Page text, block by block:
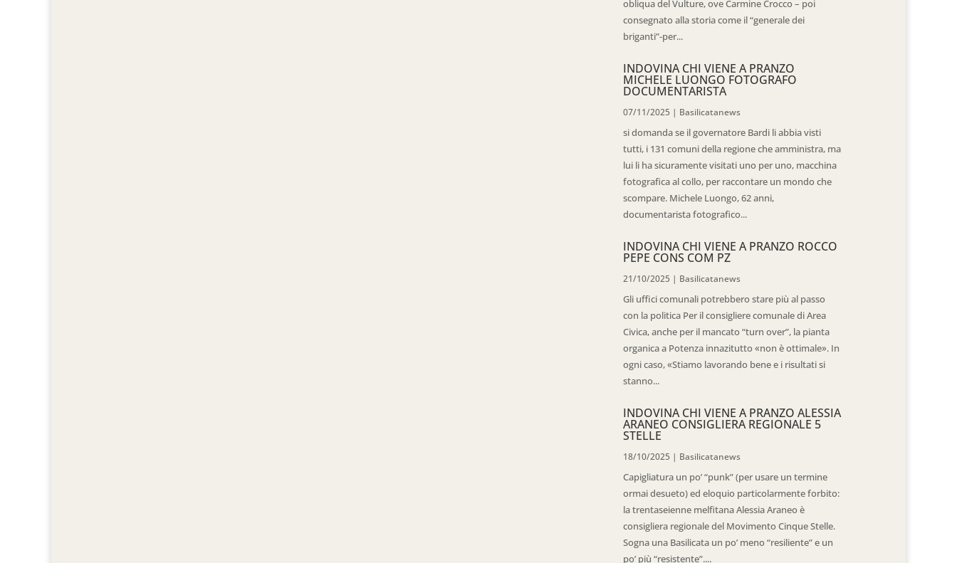
obliqua del Vulture, ove Carmine Crocco – poi
consegnato alla storia come il “generale dei
briganti”-per...
INDOVINA CHI VIENE A PRANZO
MICHELE LUONGO FOTOGRAFO
DOCUMENTARISTA
07/11/2025 | Basilicatanews
si domanda se il governatore Bardi li abbia visti
tutti, i 131 comuni della regione che amministra, ma
lui li ha sicuramente visitati uno per uno, macchina
fotografica al collo, per raccontare un mondo che
scompare. Michele Luongo, 62 anni,
documentarista fotografico...
INDOVINA CHI VIENE A PRANZO ROCCO
PEPE CONS COM PZ
21/10/2025 | Basilicatanews
Gli uffici comunali potrebbero stare più al passo
con la politica Per il consigliere comunale di Area
Civica, anche per il mancato “turn over”, la pianta
organica a Potenza innazitutto «non è ottimale». In
ogni caso, «Stiamo lavorando bene e i risultati si
stanno...
INDOVINA CHI VIENE A PRANZO ALESSIA
ARANEO CONSIGLIERA REGIONALE 5
STELLE
18/10/2025 | Basilicatanews
Capigliatura un po’ “punk” (per usare un termine
ormai desueto) ed eloquio particolarmente forbito:
la trentaseienne melfitana Alessia Araneo è
consigliera regionale del Movimento Cinque Stelle.
Sogna una Basilicata un po’ meno “resiliente” e un
po’ più “resistente”....